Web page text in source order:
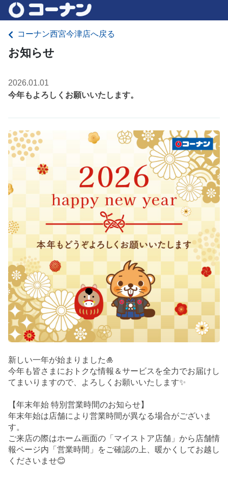
コーナン西宮今津店へ戻る
お知らせ
2026.01.01
今年もよろしくお願いいたします。
新しい一年が始まりました🎍
今年も皆さまにおトクな情報＆サービスを全力でお届けし
てまいりますので、よろしくお願いいたします✨
【年末年始 特別営業時間のお知らせ】
年末年始は店舗により営業時間が異なる場合がございま
す。
ご来店の際はホーム画面の「マイストア店舗」から店舗情
報ページ内「営業時間」をご確認の上、暖かくしてお越し
くださいませ😊